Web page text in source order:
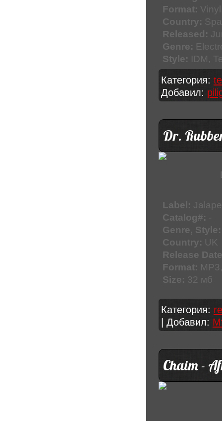
Format:
Country:
Released:
Genre:
Style: IDM,
Категория:
Добавил:
Dr.
Label:
Catalog#: -
Genre, Style:
Country: UK
Release
Format:
Size: 32 мб
Категория:
| Добавил:
Chaim -